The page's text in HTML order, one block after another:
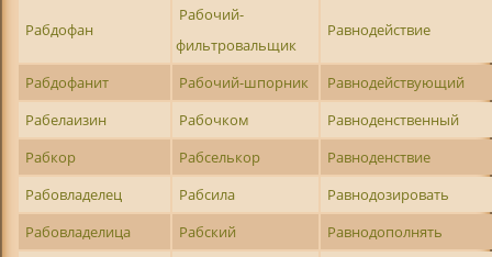
Рабдофан
Рабочий-
фильтровальщик
Равнодействие
Рабдофанит Рабочий-шпорник
Равнодействующий
Рабелаизин
Рабочком
Равноденственный
Рабкор
Рабселькор
Равноденствие
Рабовладелец
Рабсила
Равнодозировать
Рабовладелица
Рабский
Равнодополнять